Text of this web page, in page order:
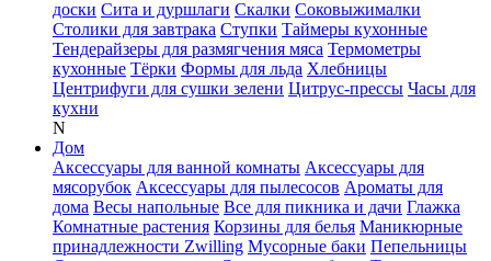
доски Сита и дуршлаги Скалки Соковыжималки
Столики для завтрака Ступки Таймеры кухонные
Тендерайзеры для размягчения мяса Термометры
кухонные Тёрки Формы для льда Хлебницы
Центрифуги для сушки зелени Цитрус-прессы Часы для
кухни
N
Дом
Аксессуары для ванной комнаты Аксессуары для
мясорубок Аксессуары для пылесосов Ароматы для
дома Весы напольные Все для пикника и дачи Глажка
Комнатные растения Корзины для белья Маникюрные
принадлежности Zwilling Мусорные баки Пепельницы